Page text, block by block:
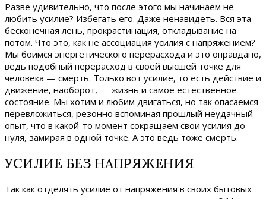
Разве удивительно, что после этого мы начинаем не
любить усилие? Избегать его. Даже ненавидеть. Вся эта
бесконечная лень, прокрастинация, откладывание на
потом. Что это, как не ассоциация усилия с напряжением?
Мы боимся энергетического перерасхода и это оправдано,
ведь подобный перерасход в своей высшей точке для
человека — смерть. Только вот усилие, то есть действие и
движение, наоборот, — жизнь и самое естественное
состояние. Мы хотим и любим двигаться, но так опасаемся
перевложиться, резонно вспоминая прошлый неудачный
опыт, что в какой-то момент сокращаем свои усилия до
нуля, замирая в одной точке. А это ведь тоже смерть.
УСИЛИЕ БЕЗ НАПРЯЖЕНИЯ
Так как отделять усилие от напряжения в своих бытовых